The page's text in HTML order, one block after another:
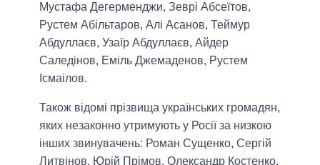
Мустафа Дегерменджи, Зеврі Абсеїтов,
Рустем Абільтаров, Алі Асанов, Теймур
Абдуллаєв, Узаїр Абдуллаєв, Айдер
Саледінов, Еміль Джемаденов, Рустем
Ісмаілов.
Також відомі прізвища українських громадян,
яких незаконно утримують у Росії за низкою
інших звинувачень: Роман Сущенко, Сергій
Литвінов, Юрій Прімов, Олександр Костенко,